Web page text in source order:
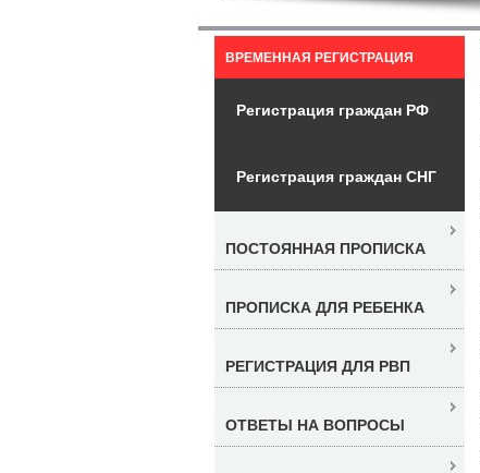
ВРЕМЕННАЯ РЕГИСТРАЦИЯ
Регистрация граждан РФ
Регистрация граждан СНГ
ПОСТОЯННАЯ ПРОПИСКА
ПРОПИСКА ДЛЯ РЕБЕНКА
РЕГИСТРАЦИЯ ДЛЯ РВП
ОТВЕТЫ НА ВОПРОСЫ